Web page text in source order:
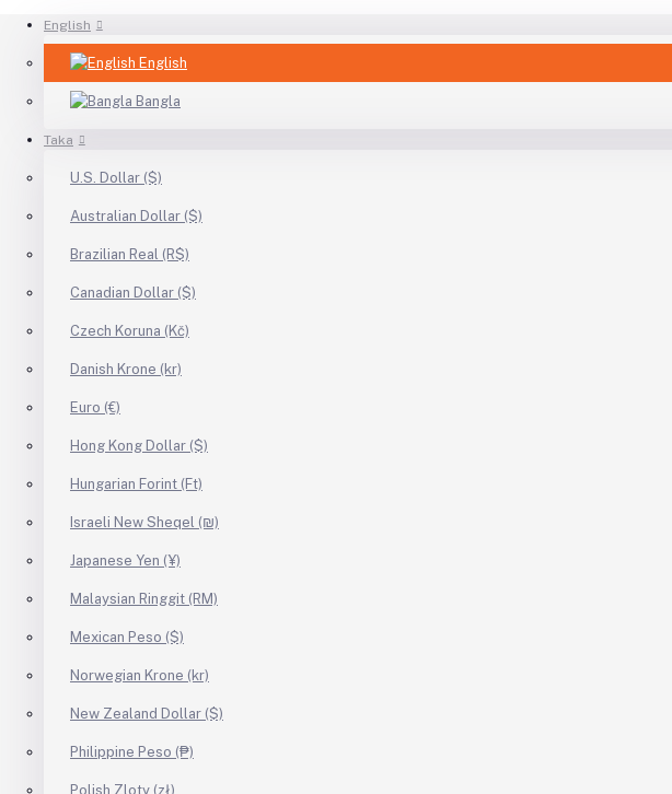
English
English
Bangla
Taka
U.S. Dollar ($)
Australian Dollar ($)
Brazilian Real (R$)
Canadian Dollar ($)
Czech Koruna (Kč)
Danish Krone (kr)
Euro (€)
Hong Kong Dollar ($)
Hungarian Forint (Ft)
Israeli New Sheqel (₪)
Japanese Yen (¥)
Malaysian Ringgit (RM)
Mexican Peso ($)
Norwegian Krone (kr)
New Zealand Dollar ($)
Philippine Peso (₱)
Polish Zloty (zł)